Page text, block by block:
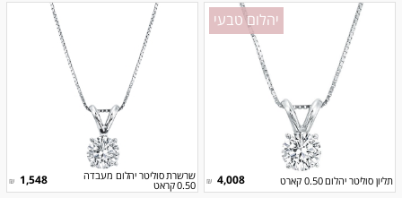
יהלום טבעי
תליון סוליטר יהלום 0.50 קארט 4,008
₪
שרשרת סוליטר יהלום מעבדה
0.50 קראט
1,548
₪